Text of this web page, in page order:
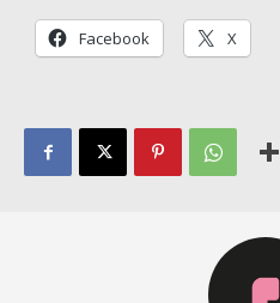
Facebook X